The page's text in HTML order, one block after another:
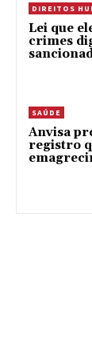
DIREITOS
Lei que
crimes
SAÚDE
Anvisa
registro